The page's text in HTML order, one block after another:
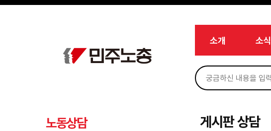
메뉴 건너뛰기
소개 소식
노동상담 게시판 상담
권리찾기수첩 검색
Sketchbook5, 스케치북5
Sketchbook5, 스케치북5